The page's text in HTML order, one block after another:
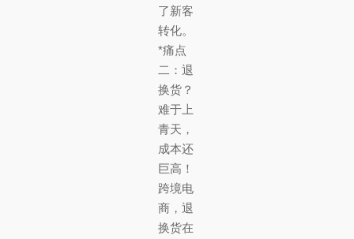
了新客
转化。
*痛点
二：退
换货？
难于上
青天，
成本还
巨高！
跨境电
商，退
换货在